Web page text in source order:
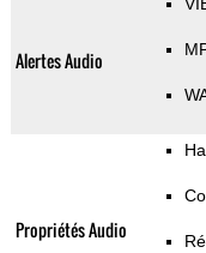
Alertes Audio
Propriétés Audio